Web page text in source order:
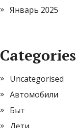
Январь 2025
Categories
Uncategorised
Автомобили
Быт